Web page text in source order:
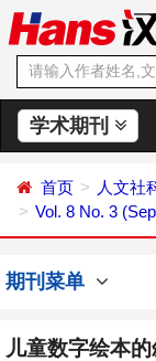
学术期刊
首页 人文社
Vol. 8 No. 3
期刊菜单
儿童数字绘本